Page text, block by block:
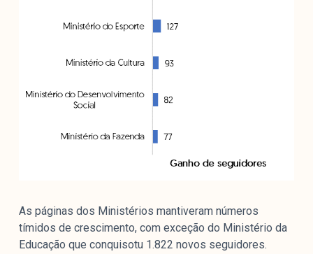
As páginas dos Ministérios mantiveram números
tímidos de crescimento, com exceção do Ministério da
Educação que conquisotu 1.822 novos seguidores.